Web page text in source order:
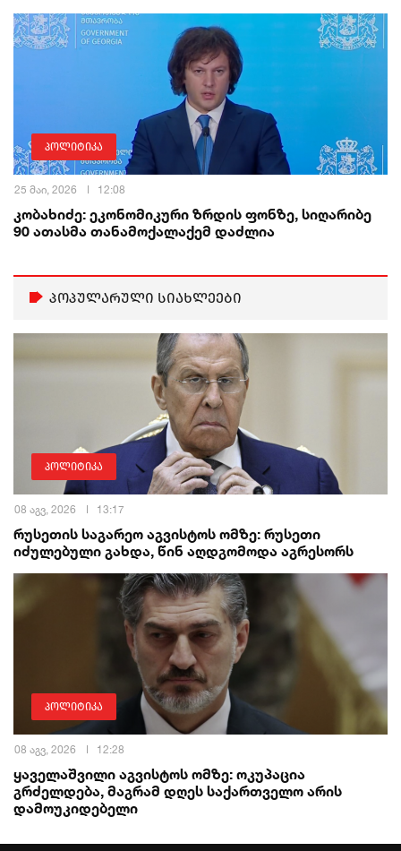
პოლიტიკა
25 მაი, 2026 12:08
კობახიძე: ეკონომიკური ზრდის ფონზე, სიღარიბე
90 ათასმა თანამოქალაქემ დაძლია
პოპულარული სიახლეები
პოლიტიკა
08 აგვ, 2026 13:17
რუსეთის საგარეო აგვისტოს ომზე: რუსეთი
იძულებული გახდა, წინ აღდგომოდა აგრესორს
პოლიტიკა
08 აგვ, 2026 12:28
ყაველაშვილი აგვისტოს ომზე: ოკუპაცია
გრძელდება, მაგრამ დღეს საქართველო არის
დამოუკიდებელი